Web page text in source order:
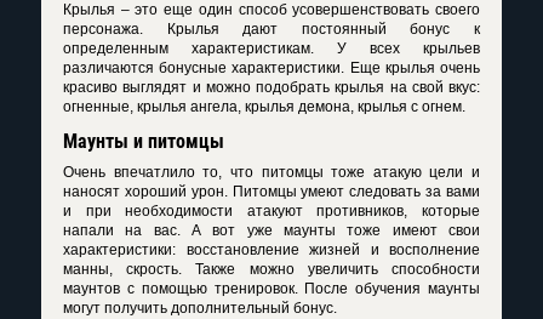
Крылья – это еще один способ усовершенствовать своего
персонажа. Крылья дают постоянный бонус к
определенным характеристикам. У всех крыльев
различаются бонусные характеристики. Еще крылья очень
красиво выглядят и можно подобрать крылья на свой вкус:
огненные, крылья ангела, крылья демона, крылья с огнем.
Маунты и питомцы
Очень впечатлило то, что питомцы тоже атакую цели и
наносят хороший урон. Питомцы умеют следовать за вами
и при необходимости атакуют противников, которые
напали на вас. А вот уже маунты тоже имеют свои
характеристики: восстановление жизней и восполнение
манны, скрость. Также можно увеличить способности
маунтов с помощью тренировок. После обучения маунты
могут получить дополнительный бонус.